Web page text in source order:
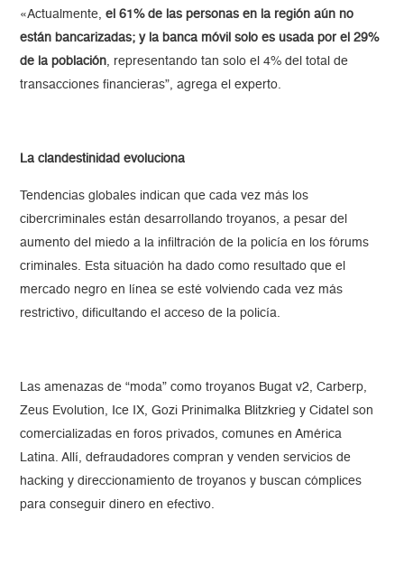
«Actualmente,el 61% de las personas en la región aún no
están bancarizadas; y la banca móvil solo es usada por el 29%
de la población, representando tan solo el 4% del total de
transacciones financieras”, agrega el experto.
La clandestinidad evoluciona
Tendencias globales indican que cada vez más los
cibercriminales están desarrollando troyanos, a pesar del
aumento del miedo a la infiltración de la policía en los fórums
criminales. Esta situación ha dado como resultado que el
mercado negro en línea se esté volviendo cada vez más
restrictivo, dificultando el acceso de la policía.
Las amenazas de “moda” como troyanos Bugat v2, Carberp,
Zeus Evolution, Ice IX, Gozi Prinimalka Blitzkrieg y Cidatel son
comercializadas en foros privados, comunes en América
Latina. Allí, defraudadores compran y venden servicios de
hacking y direccionamiento de troyanos y buscan cómplices
para conseguir dinero en efectivo.